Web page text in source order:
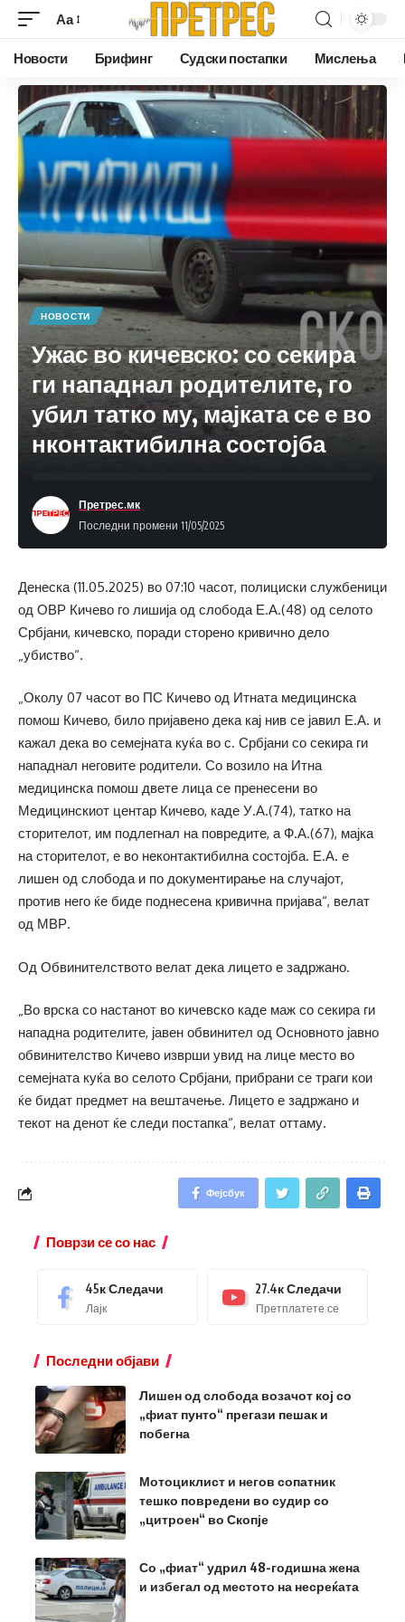
Аа
Новости Брифинг Судски постапки Мислења
НОВОСТИ
Ужас во кичевско: со секира
ги нападнал родителите, го
убил татко му, мајката се е во
нконтактибилна состојба
Последни промени 11/05/2025
Претрес.мк
Денеска (11.05.2025) во 07:10 часот, полициски службеници
од ОВР Кичево го лишија од слобода Е.А.(48) од селото
Србјани, кичевско, поради сторено кривично дело
„убиство“.
„Околу 07 часот во ПС Кичево од Итната медицинска
помош Кичево, било пријавено дека кај нив се јавил Е.А. и
кажал дека во семејната куќа во с. Србјани со секира ги
нападнал неговите родители. Со возило на Итна
медицинска помош двете лица се пренесени во
Медицинскиот центар Кичево, каде У.А.(74), татко на
сторителот, им подлегнал на повредите, а Ф.А.(67), мајка
на сторителот, е во неконтактибилна состојба. Е.А. е
лишен од слобода и по документирање на случајот,
против него ќе биде поднесена кривична пријава“, велат
од МВР.
Од Обвинителството велат дека лицето е задржано.
„Во врска со настанот во кичевско каде маж со секира ги
нападна родителите, јавен обвинител од Основното јавно
обвинителство Кичево изврши увид на лице место во
семејната куќа во селото Србјани, прибрани се траги кои
ќе бидат предмет на вештачење. Лицето е задржано и
текот на денот ќе следи постапка“, велат оттаму.
Фејсбук
Поврзи се со нас
45кСледачи
Лајк
27.4кСледачи
Претплатете се
Последни објави
Лишен од слобода возачот кој со
„фиат пунто“ прегази пешак и
побегна
Мотоциклист и негов сопатник
тешко повредени во судир со
„цитроен“ во Скопје
Со „фиат“ удрил 48-годишна жена
и избегал од местото на несреќата